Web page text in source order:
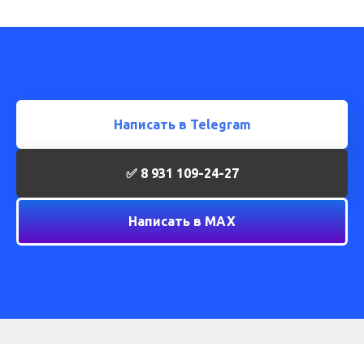
Написать в Telegram
✅ 8 931 109-24-27
Написать в МАХ